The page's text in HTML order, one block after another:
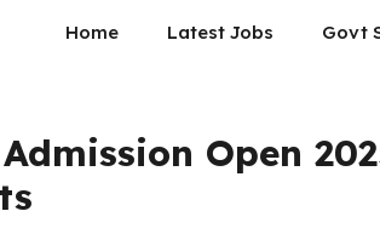
Home Latest Jobs Govt
Open